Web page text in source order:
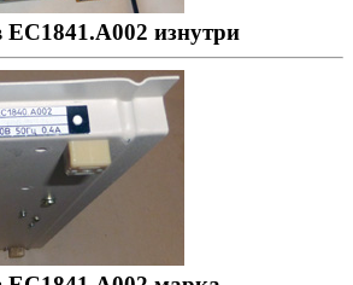
ЕС1841.А002 изнутри